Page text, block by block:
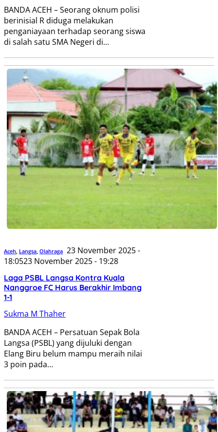
BANDA ACEH – Seorang oknum polisi
berinisial R diduga melakukan
penganiayaan terhadap seorang siswa
di salah satu SMA Negeri di…
Aceh Langsa Olahraga 23 November 2025 -
18:0523 November 2025 - 19:28
Laga PSBL Langsa Kontra Kuala
Nanggroe FC Harus Berakhir Imbang
1-1
Sukma M Thaher
BANDA ACEH – Persatuan Sepak Bola
Langsa (PSBL) yang dijuluki dengan
Elang Biru belum mampu meraih nilai
3 poin pada…